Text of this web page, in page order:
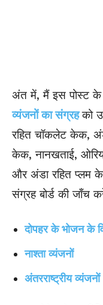
अंत में, मैं इस पोस्ट
व्यंजनों का संग्रहको
रहित चॉकलेट केक,
केक, नानखताई,
और अंडा रहित प्लम
संग्रह बोर्ड की जाँच
दोपहर के भोजन के
नाश्ता व्यंजनों
अंतरराष्ट्रीय व्यंजनों